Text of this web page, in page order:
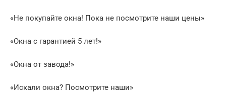
«Не покупайте окна! Пока не посмотрите наши цены»
«Окна с гарантией 5 лет!»
«Окна от завода!»
«Искали окна? Посмотрите наши»